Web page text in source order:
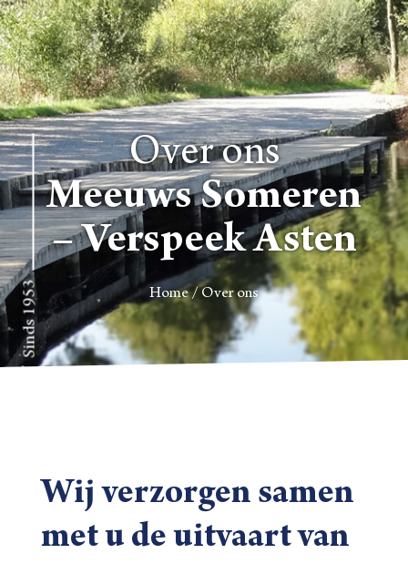
Sinds 1953
Over ons
Meeuws Someren
– Verspeek Asten
Home/ Over ons
Wij verzorgen samen
met u de uitvaart van